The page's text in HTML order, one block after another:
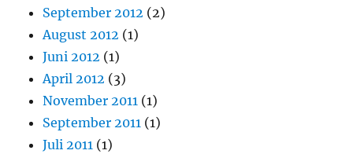
September 2012 (2)
August 2012 (1)
Juni 2012 (1)
April 2012 (3)
November 2011 (1)
September 2011 (1)
Juli 2011 (1)